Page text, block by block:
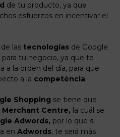
de tu producto, ya que
esfuerzos en incentivar el
las tecnologías de Google
tu negocio, ya que te
la orden del día, para que
a la competéncia.
Shopping se tiene que
Merchant Centre, la cuál se
Adwords, por lo que si
enAdwords, te será más